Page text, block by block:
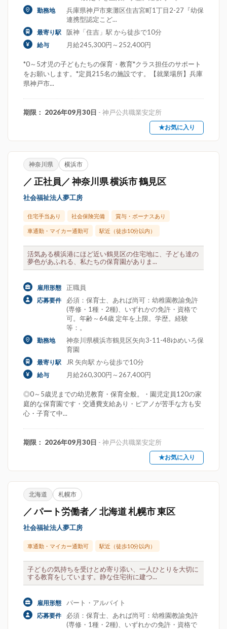
勤務地
兵庫県神戸市東灘区住吉宮町1丁目2-27『幼保
連携型認定こど...
最寄り駅 阪神「住吉」駅 から徒歩で10分
給与 月給245,300円～252,400円
*0～5才児の子どもたちの保育・教育*クラス担任のサポート
をお願いします。*定員215名の施設です。【就業場所】兵庫
県神戸市...
期限： 2026年09月30日 - 神戸公共職業安定所
★お気に入り
神奈川県 横浜市
／ 正社員／ 神奈川県 横浜市 鶴見区
社会福祉法人夢工房
住宅手当あり 社会保険完備 賞与・ボーナスあり
車通勤・マイカー通勤可 駅近（徒歩10分以内）
活気ある横浜港にほど近い鶴見区の住宅地に、子ども達の
夢色があふれる、私たちの保育園がありま...
雇用形態 正職員
応募要件
必須：保育士、あれば尚可：幼稚園教諭免許
(専修・1種・2種)、いずれかの免許・資格で
可。年齢～64歳 定年を上限。学歴。経験
等：。
勤務地
神奈川県横浜市鶴見区矢向3-11-48ゆめいろ保
育園
最寄り駅 JR 矢向駅 から徒歩で10分
給与 月給260,300円～267,400円
◎0～5歳児までの幼児教育・保育全般。・園児定員120の家
庭的な保育園です・交通費支給あり・ピアノが苦手な方も安
心・子育て中...
期限： 2026年09月30日 - 神戸公共職業安定所
★お気に入り
北海道 札幌市
／ パート労働者／ 北海道 札幌市 東区
社会福祉法人夢工房
車通勤・マイカー通勤可 駅近（徒歩10分以内）
子どもの気持ちを受けとめ寄り添い、一人ひとりを大切に
する教育をしています。静な住宅街に建つ...
雇用形態 パート・アルバイト
応募要件
必須：保育士、あれば尚可：幼稚園教諭免許
(専修・1種・2種)、いずれかの免許・資格で